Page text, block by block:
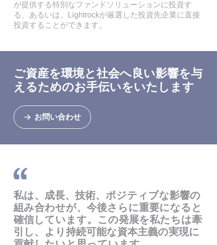
が提供する特別なファンドソリューションに投資す
る、あるいは、Lightrockが厳選した投資先企業に直接
投資することができます。
ご資産を環境と社会へ良い影響を与
えるためのお手伝いをいたします
お問い合わせ
私は、成長、技術、ポジティブな影響の
組み合わせが、今後さらに重要になると
確信しています。この発展を私たちは牽
引し、より持続可能な資本主義の実現に